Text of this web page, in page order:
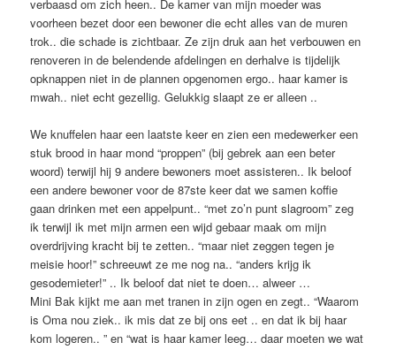
verbaasd om zich heen.. De kamer van mijn moeder was
voorheen bezet door een bewoner die echt alles van de muren
trok.. die schade is zichtbaar. Ze zijn druk aan het verbouwen en
renoveren in de belendende afdelingen en derhalve is tijdelijk
opknappen niet in de plannen opgenomen ergo.. haar kamer is
mwah.. niet echt gezellig. Gelukkig slaapt ze er alleen ..
We knuffelen haar een laatste keer en zien een medewerker een
stuk brood in haar mond “proppen” (bij gebrek aan een beter
woord) terwijl hij 9 andere bewoners moet assisteren.. Ik beloof
een andere bewoner voor de 87ste keer dat we samen koffie
gaan drinken met een appelpunt.. “met zo’n punt slagroom” zeg
ik terwijl ik met mijn armen een wijd gebaar maak om mijn
overdrijving kracht bij te zetten.. “maar niet zeggen tegen je
meisie hoor!” schreeuwt ze me nog na.. “anders krijg ik
gesodemieter!” .. Ik beloof dat niet te doen… alweer …
Mini Bak kijkt me aan met tranen in zijn ogen en zegt.. “Waarom
is Oma nou ziek.. ik mis dat ze bij ons eet .. en dat ik bij haar
kom logeren.. ” en “wat is haar kamer leeg… daar moeten we wat